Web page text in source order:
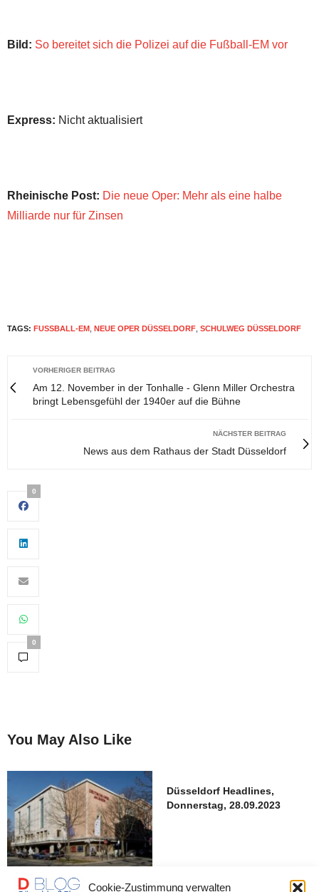
Cookie-Zustimmung verwalten
Bild: So bereitet sich die Polizei auf die Fußball-EM vor
Express: Nicht aktualisiert
Rheinische Post: Die neue Oper: Mehr als eine halbe
Milliarde nur für Zinsen
TAGS: FUSSBALL-EM NEUE OPER DÜSSELDORF SCHULWEG DÜSSELDORF
VORHERIGER BEITRAG
Am 12. November in der Tonhalle - Glenn Miller Orchestra
bringt Lebensgefühl der 1940er auf die Bühne
NÄCHSTER BEITRAG
News aus dem Rathaus der Stadt Düsseldorf
0
0
You May Also Like
Millionen für die alte Oper –
Düsseldorf Headlines,
Donnerstag, 28.09.2023